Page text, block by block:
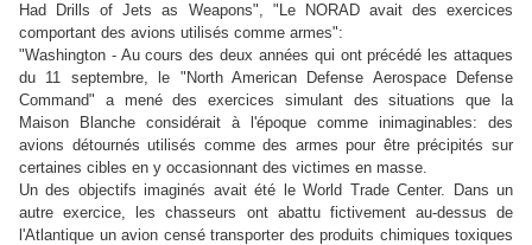
Had Drills of Jets as Weapons", "Le NORAD avait des exercices
comportant des avions utilisés comme armes":
"Washington - Au cours des deux années qui ont précédé les attaques
du 11 septembre, le "North American Defense Aerospace Defense
Command" a mené des exercices simulant des situations que la
Maison Blanche considérait à l'époque comme inimaginables: des
avions détournés utilisés comme des armes pour être précipités sur
certaines cibles en y occasionnant des victimes en masse.
Un des objectifs imaginés avait été le World Trade Center. Dans un
autre exercice, les chasseurs ont abattu fictivement au-dessus de
l'Atlantique un avion censé transporter des produits chimiques toxiques